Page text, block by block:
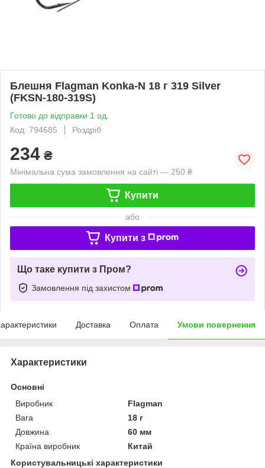
Блешня Flagman Konka-N 18 г 319 Silver
(FKSN-180-319S)
Готово до відправки 1 од.
Код: 794685
Роздріб
234 ₴
Мінімальна сума замовлення на сайті — 250 ₴
Купити
або
Купити з
Що таке купити з Пром?
Замовлення під захистом
Доставка Оплата Умови повернення
Характеристики
Основні
Виробник
Flagman
Вага
18 г
Довжина
60 мм
Країна виробник
Китай
Користувальницькі характеристики